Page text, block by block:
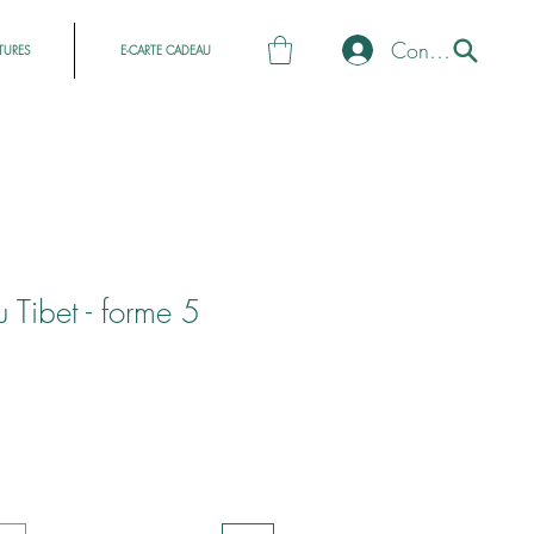
E-CARTE CADEAU Connexion
Tibet - forme 5